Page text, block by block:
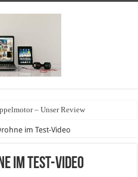
– Unser Review
im Test-Video
im Test-Video